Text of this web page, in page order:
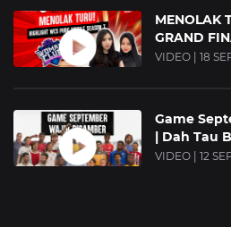
MENOLAK
GRAND
VIDEO | 18
Game
| Dah Tau
VIDEO | 12